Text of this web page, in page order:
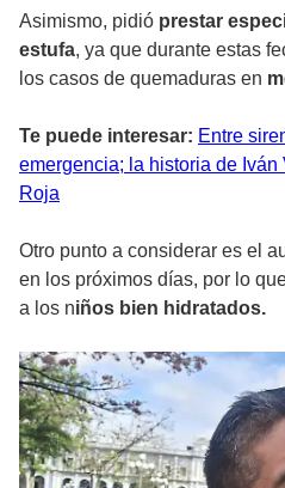
Asimismo, pidió prestar
estufa, ya que durante estas
los casos de quemaduras en
Te puede interesar: Entre
emergencia; la historia de Iván
Roja
Otro punto a considerar es el
en los próximos días, por lo
a los niños bien hidratados.